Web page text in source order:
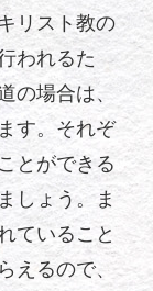
リスト教の
われるた
の場合は、
す。それぞ
とができる
しょう。ま
ていること
えるので、